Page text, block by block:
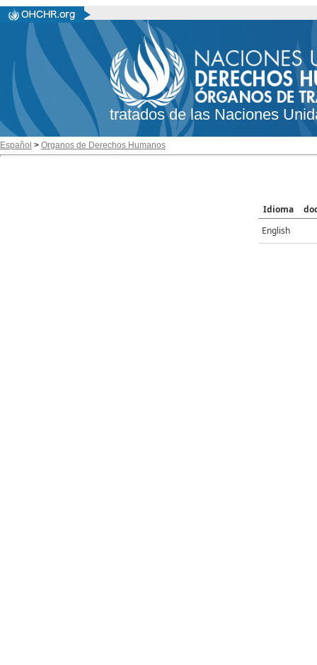
tratados de las Naciones
Español > Organos de Derechos Humanos
Idioma
English